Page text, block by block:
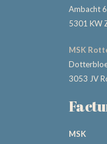
Ambacht 6
5301 KW
MSK
3053 JV
MSK